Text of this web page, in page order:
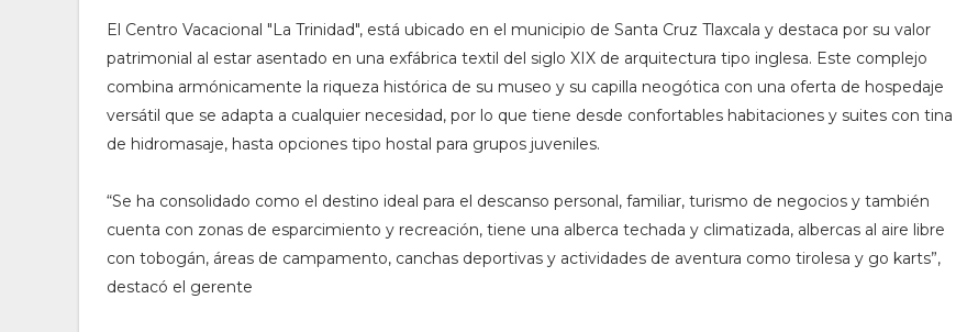
El Centro Vacacional "La Trinidad", está ubicado en el municipio de Santa Cruz Tlaxcala y destaca por su valor
patrimonial al estar asentado en una exfábrica textil del siglo XIX de arquitectura tipo inglesa. Este complejo
combina armónicamente la riqueza histórica de su museo y su capilla neogótica con una oferta de hospedaje
versátil que se adapta a cualquier necesidad, por lo que tiene desde confortables habitaciones y suites con tina
de hidromasaje, hasta opciones tipo hostal para grupos juveniles.
“Se ha consolidado como el destino ideal para el descanso personal, familiar, turismo de negocios y también
cuenta con zonas de esparcimiento y recreación, tiene una alberca techada y climatizada, albercas al aire libre
con tobogán, áreas de campamento, canchas deportivas y actividades de aventura como tirolesa y go karts”,
destacó el gerente